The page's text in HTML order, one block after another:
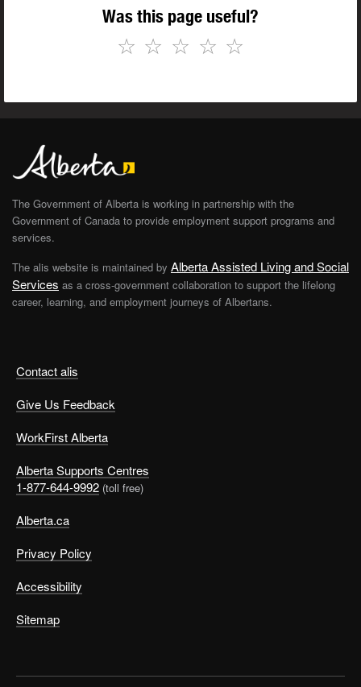
Was this page useful?
☆
☆
☆
☆
☆
Contact alis
Give Us Feedback
WorkFirst Alberta
Alberta Supports Centres
1-877-644-9992 (toll free)
Alberta.ca
Privacy Policy
Accessibility
Sitemap
The Government of Alberta is working in partnership with the
Government of Canada to provide employment support programs and
services.
The alis website is maintained by Alberta Assisted Living and Social
Services as a cross-government collaboration to support the lifelong
career, learning, and employment journeys of Albertans.